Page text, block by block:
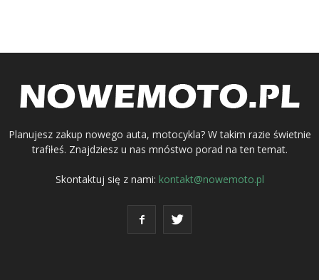
Planujesz zakup nowego auta, motocykla? W takim razie świetnie
trafiłeś. Znajdziesz u nas mnóstwo porad na ten temat.
Skontaktuj się z nami: kontakt@nowemoto.pl